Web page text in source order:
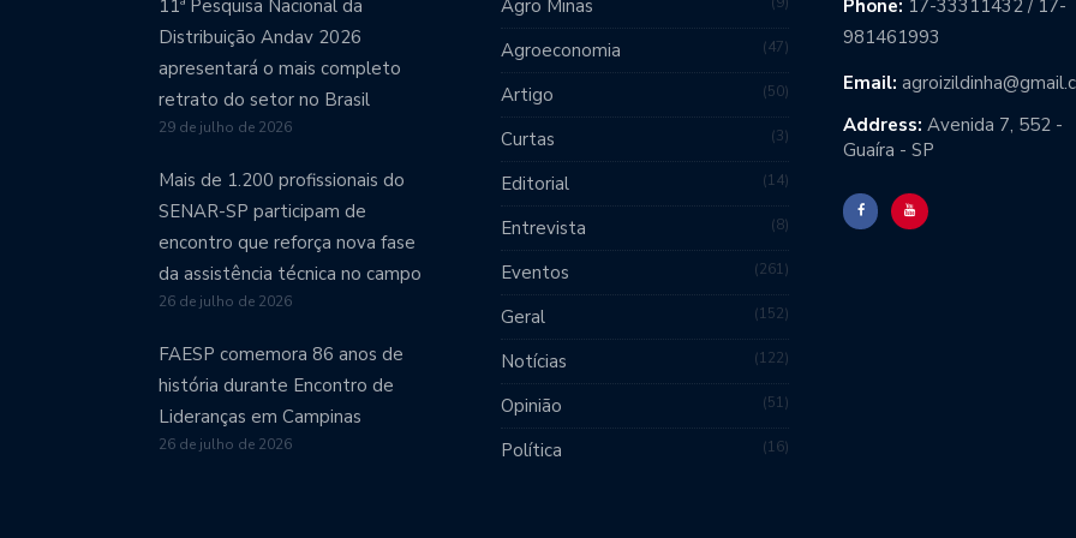
11ª Pesquisa Nacional da
Distribuição Andav 2026
apresentará o mais completo
retrato do setor no Brasil
29 de julho de 2026
Mais de 1.200 profissionais do
SENAR-SP participam de
encontro que reforça nova fase
da assistência técnica no campo
26 de julho de 2026
FAESP comemora 86 anos de
história durante Encontro de
Lideranças em Campinas
26 de julho de 2026
Agro Minas
Agroeconomia 47
Artigo 50
Curtas 3
Editorial 14
Entrevista 8
Eventos 261
Geral 152
Notícias 122
Opinião 51
Política 16
Phone: 17-33311432 / 17-
981461993
Email:
Address: Avenida 7, 552 -
Guaíra - SP